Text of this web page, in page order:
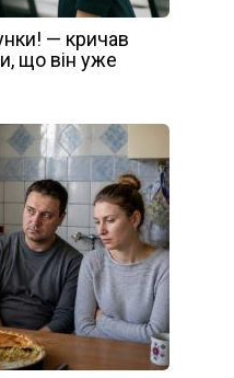
— кричав
що він уже